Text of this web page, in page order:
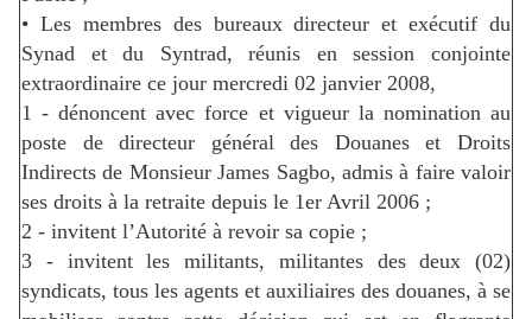
• Les membres des bureaux directeur et exécutif du
Synad et du Syntrad, réunis en session conjointe
extraordinaire ce jour mercredi 02 janvier 2008,
1 - dénoncent avec force et vigueur la nomination au
poste de directeur général des Douanes et Droits
Indirects de Monsieur James Sagbo, admis à faire valoir
ses droits à la retraite depuis le 1er Avril 2006 ;
2 - invitent l’Autorité à revoir sa copie ;
3 - invitent les militants, militantes des deux (02)
syndicats, tous les agents et auxiliaires des douanes, à se